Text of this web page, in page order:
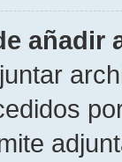
añadir